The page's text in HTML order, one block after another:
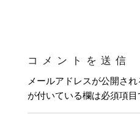
コメントを送信
メールアドレスが公開され
が付いている欄は必須項目